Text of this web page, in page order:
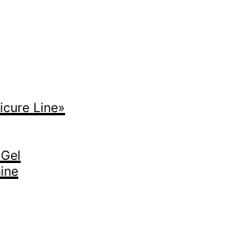
Line»